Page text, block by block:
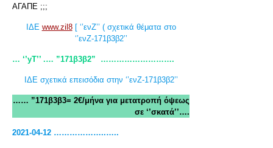
ΑΓΑΠΕ ;;;
ΙΔΕ www.zil8[ ‘’ενΖ’’ ( σχετικά θέματα στο
‘’ενΖ-171β3β2’’
… ‘’yT’’ .… ”171β3β2” ……………………….
ΙΔΕ σχετικά επεισόδια στην ‘’ενΖ-171β3β2’’
…… ”171β3β3= 2€/μήνα για μετατροπή όψεως
σε ‘’σκατά’’….
2021-04-12 ………………..…..